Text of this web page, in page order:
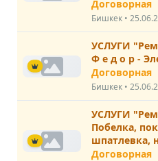
и т.д
Договорная
Бишкек •
УСЛУГИ
Ф е
Договорная
Бишкек •
УСЛУГИ
Побелка,
шпатлевка,
качественно.
Договорная